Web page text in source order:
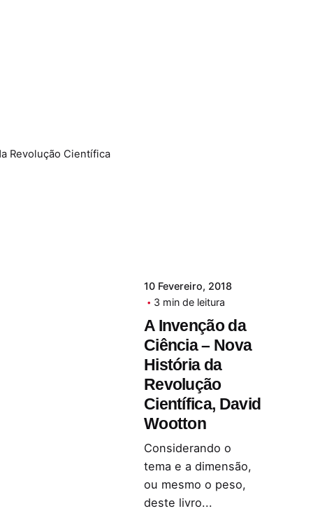
Revolução Científica
10 Fevereiro, 2018
3 min de leitura
A Invenção da
Ciência – Nova
História da
Revolução
Científica, David
Wootton
Considerando o
tema e a dimensão,
ou mesmo o peso,
deste livro...